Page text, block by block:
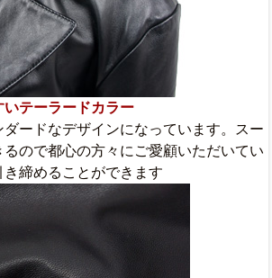
テーラードカラー
ードなデザインになっています。スー
ので都心の方々にご愛顧いただいてい
き締めることができます